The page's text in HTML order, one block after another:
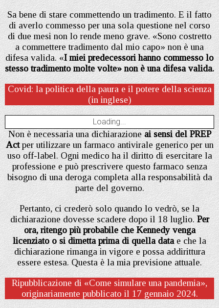
Sa bene di stare commettendo un tradimento. E il fatto
di averlo commesso per una sola questione nel corso
di due mesi non lo rende meno grave. «Sono costretto
a commettere tradimento dal mio capo» non è una
difesa valida. «I miei predecessori hanno commesso lo
stesso tradimento molte volte» non è una difesa valida.
Covid: la politica della paura e il potere della scienza
(in inglese)
Loading...
Non è necessaria una dichiarazioneai sensi del PREP
Actper utilizzare un farmaco antivirale generico per un
uso off-label. Ogni medico ha il diritto di esercitare la
professione e può prescrivere questo farmaco senza
bisogno di una deroga completa alla responsabilità da
parte del governo.
Pertanto, ci crederò solo quando lo vedrò, se la
dichiarazione dovesse scadere dopo il 18 luglio.Per
ora, ritengo più probabile che Kennedy venga
licenziato o si dimetta prima di quella datae che la
dichiarazione rimanga in vigore e possa addirittura
essere estesa. Questa è la mia previsione attuale.
Ripubblicazione di «Come simulare una pandemia»,
originariamente pubblicato il 17 gennaio 2024.